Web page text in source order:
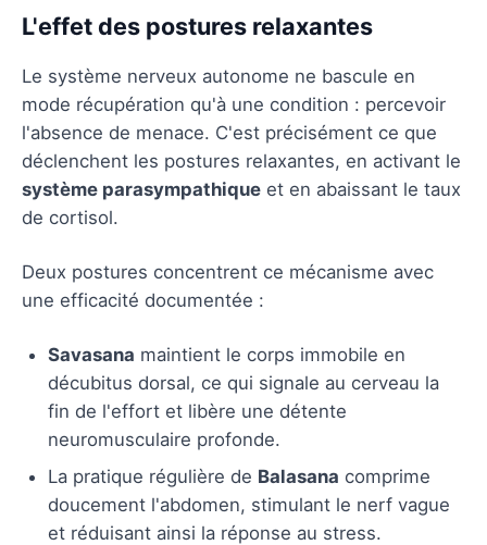
L'effet des postures relaxantes
Le système nerveux autonome ne bascule en
mode récupération qu'à une condition : percevoir
l'absence de menace. C'est précisément ce que
déclenchent les postures relaxantes, en activant le
système parasympathique et en abaissant le taux
de cortisol.
Deux postures concentrent ce mécanisme avec
une efficacité documentée :
Savasana maintient le corps immobile en
décubitus dorsal, ce qui signale au cerveau la
fin de l'effort et libère une détente
neuromusculaire profonde.
La pratique régulière de Balasana comprime
doucement l'abdomen, stimulant le nerf vague
et réduisant ainsi la réponse au stress.